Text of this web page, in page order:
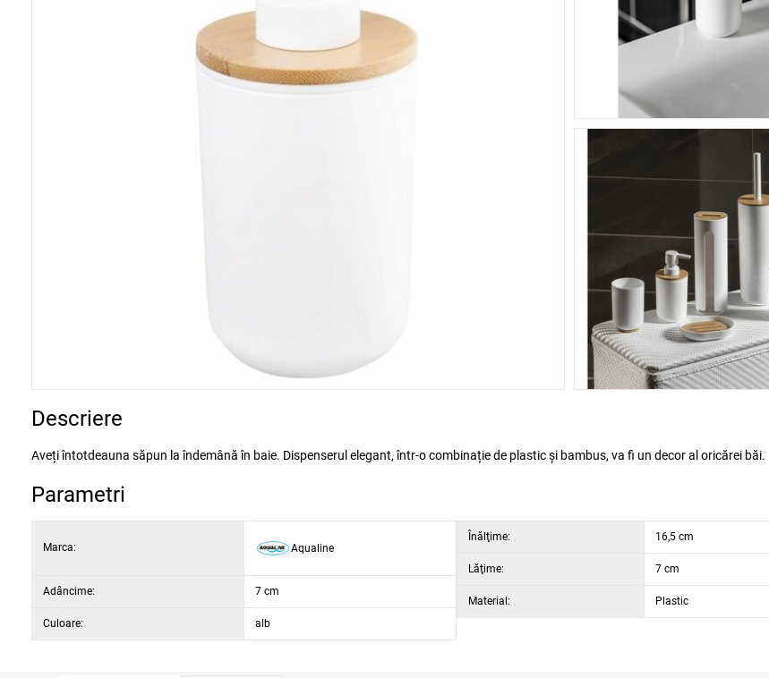
Descriere
Aveți întotdeauna săpun la îndemână în baie. Dispenserul elegant, într-o combinație de plastic și bambus, va fi un decor al oricărei băi.
Parametri
Marca: Aqualine
Adâncime: 7 cm
Culoare: alb
Înălţime: 16,5 cm
Lăţime: 7 cm
Material: Plastic